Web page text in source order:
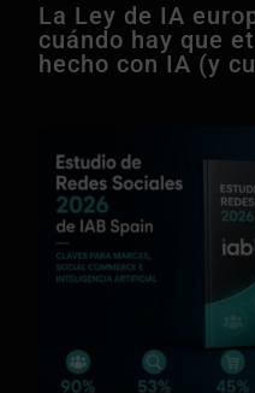
La Ley de IA
cuándo hay que
hecho con IA (y